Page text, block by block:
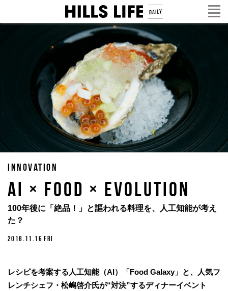
INNOVATION
AI × FOOD × EVOLUTION
100年後に「絶品！」と謳われる料理を、人工知能が考え
た？
2018.11.16 FRI
レシピを考案する人工知能（AI）「Food Galaxy」と、人気フ
レンチシェフ・松嶋啓介氏が“対決”するディナーイベント